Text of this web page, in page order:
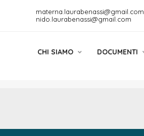
materna.laurabenassi@gmail.com
nido.laurabenassi@gmail.com
CHI SIAMO DOCUMENTI